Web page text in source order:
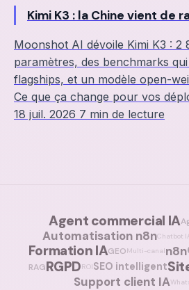
Kimi K3 : la Chine vient de
Moonshot AI dévoile Kimi K3 : 2
paramètres, des benchmarks
flagships, et un modèle open-
Ce que ça change pour vos
18 juil. 2026 7 min de lecture
Agent commercial IA
Automatisation n8nChatbot
Formation IAGEOMulti-canaln8n
RAGRGPDROISEO intelligent
Support client IA